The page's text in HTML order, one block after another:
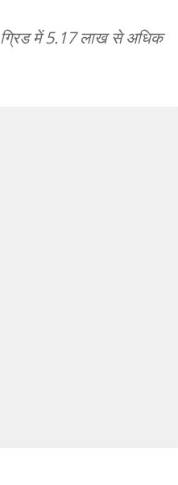
में 5.17 लाख से अधिक